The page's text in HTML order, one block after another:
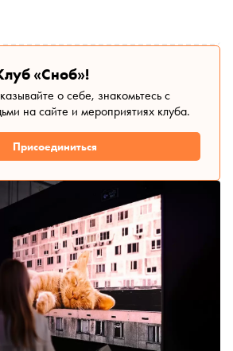
с серьёзными бюджетами, сложным
этих работ была показана в
в Москве и Петербурге. «Сноб»
цифровых инсталляций
«Сноб»!
о себе, знакомьтесь с
на сайте и мероприятиях клуба.
Присоединиться